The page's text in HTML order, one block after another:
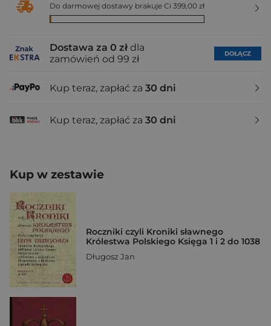
Do darmowej dostawy brakuje Ci 399,00 zł
Dostawa za 0 zł dla
zamówień od 99 zł
DOŁĄCZ
Kup teraz, zapłać za 30 dni
Kup teraz, zapłać za 30 dni
Kup w zestawie
Roczniki czyli Kroniki sławnego
Królestwa Polskiego Księga 1 i 2 do 1038
Długosz Jan